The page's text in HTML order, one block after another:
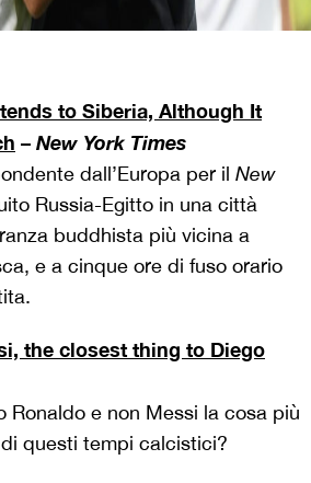
to Siberia, Although It
– New York Times
dall’Europa per il New
Russia-Egitto in una città
buddhista più vicina a
e a cinque ore di fuso orario
the closest thing to Diego
Ronaldo e non Messi la cosa più
questi tempi calcistici?